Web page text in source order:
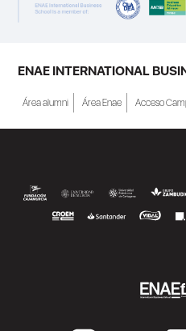
ENAE INTERNATIONAL
Área alumni Área Enae Acceso